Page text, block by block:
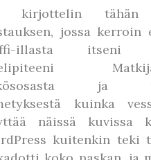
kirjottelin tähän
jossa kerroin
illasta itseni
ja
kuinka
näissä kuvissa
kuitenkin teki